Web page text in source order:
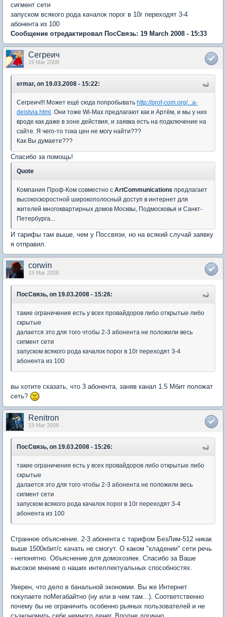
сигмент сети
запуском всякого рода качалок порог в 10г переходят 3-4
абонента из 100
Сообщение отредактировал ПосСвязь: 19 March 2008 - 15:33
Сегреич
19 Mar 2008
ermar, on 19.03.2008 - 15:22:
Сегреич!!! Может ещё сюда попробывать http://prof-com.org/...a-
deistvia.html . Они тоже Wi-Max предлагают как и Артём, и мы у них
вроде как даже в зоне действия, и заявка есть на подключение на
сайте. Я чего-то тока цен не могу найти???
Как Вы думаете???
Спасибо за помощь!
Quote
Компания Проф-Ком совместно с ArtCommunications предлагает
высокоскоростной широкополосный доступ в интернет для
жителей многоквартирных домов Москвы, Подмосковья и Санкт-
Петербурга...
И тарифы там выше, чем у Поссвязи, но на всякий случай заявку
я отправил.
corwin
19 Mar 2008
ПосСвязь, on 19.03.2008 - 15:26:
такие ограничения есть у всех провайдоров либо открытые либо
скрытые
далается это для того чтобы 2-3 абонента не положили весь
сигмент сети
запуском всякого рода качалок порог в 10г переходят 3-4
абонента из 100
вы хотите сказать, что 3 абонента, заняв канал 1.5 Мбит положат
сеть?
Renitron
19 Mar 2008
ПосСвязь, on 19.03.2008 - 15:26:
такие ограничения есть у всех провайдоров либо открытые либо
скрытые
далается это для того чтобы 2-3 абонента не положили весь
сигмент сети
запуском всякого рода качалок порог в 10г переходят 3-4
абонента из 100
Странное объяснение. 2-3 абонента с тарифом БезЛим-512 никак
выше 1500кбит/с качать не смогут. О каком "кладении" сети речь
- непонятно. Объяснение для домохозяек. Спасибо за Ваше
высокое мнение о наших интеллектуальных способностях.
Уверен, что дело в банальной экономии. Вы же Интернет
покупаете поМегабайтно (ну или в чем там...). Соответственно
почему бы не ограничить особенно рьяных пользователей и не